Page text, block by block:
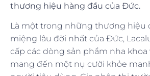
thương hiệu hàng đầu của Đức.
Là một trong những thương hiệu
miệng lâu đời nhất của Đức,
cấp các dòng sản phẩm nha khoa
mang đến một nụ cười khỏe